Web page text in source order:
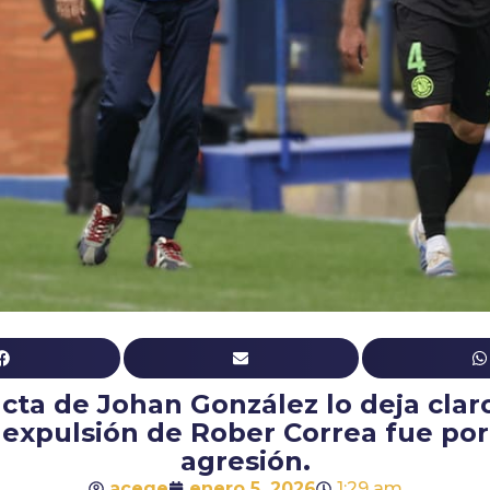
de Johan González lo deja
expulsión de Rober Correa fue por
agresión.